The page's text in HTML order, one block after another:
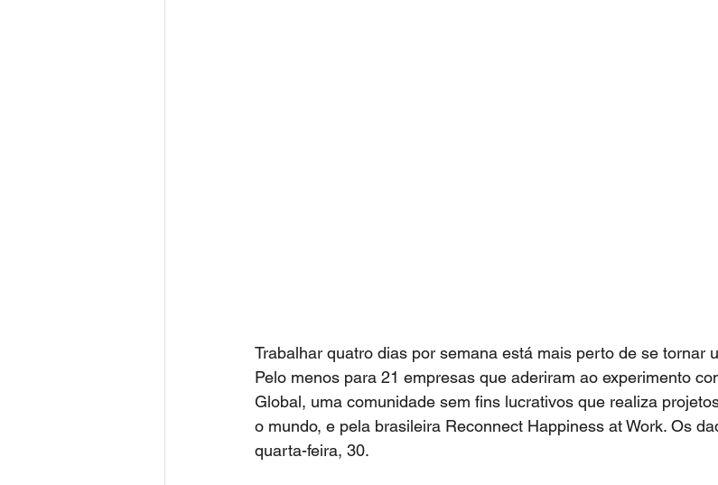
Trabalhar quatro dias por semana está mais perto de se tornar
Pelo menos para 21 empresas que aderiram ao experimento
Global, uma comunidade sem fins lucrativos que realiza
o mundo, e pela brasileira Reconnect Happiness at Work. Os
quarta-feira, 30.